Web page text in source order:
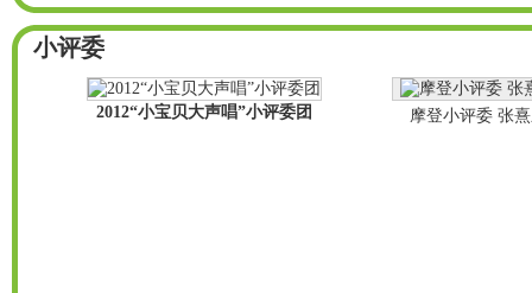
小评委
2012“小宝贝大声唱”小评委团 摩登小评委 张